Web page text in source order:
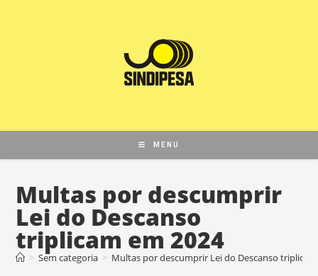
MENU
Multas por descumprir
Lei do Descanso
triplicam em 2024
> Sem categoria > Multas por descumprir Lei do Descanso